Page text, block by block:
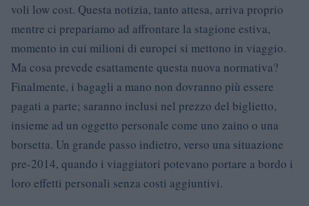
voli low cost. Questa notizia, tanto attesa, arriva proprio
mentre ci prepariamo ad affrontare la stagione estiva,
momento in cui milioni di europei si mettono in viaggio.
Ma cosa prevede esattamente questa nuova normativa?
Finalmente, i bagagli a mano non dovranno più essere
pagati a parte; saranno inclusi nel prezzo del biglietto,
insieme ad un oggetto personale come uno zaino o una
borsetta. Un grande passo indietro, verso una situazione
pre-2014, quando i viaggiatori potevano portare a bordo i
loro effetti personali senza costi aggiuntivi.